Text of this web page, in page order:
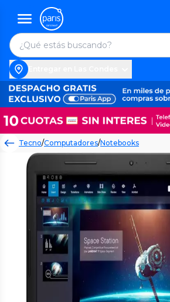
Tecno/Computadores/Notebooks